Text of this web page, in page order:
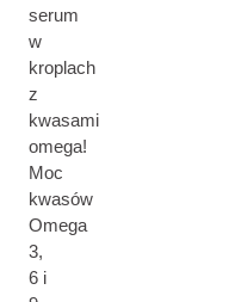
serum
w
kroplach
z
kwasami
omega!
Moc
kwasów
Omega
3,
6 i